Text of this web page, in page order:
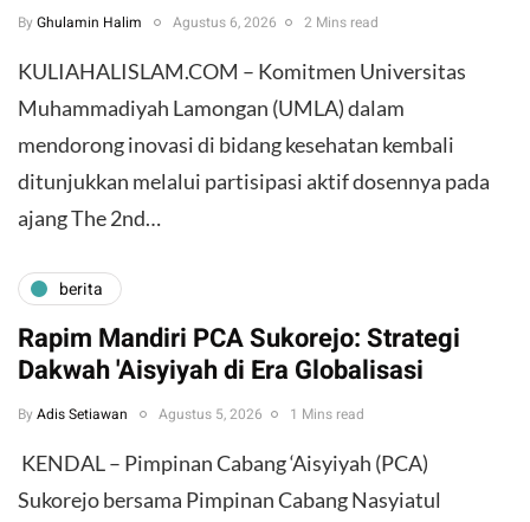
By Ghulamin Halim Agustus 6, 2026 2 Mins read
KULIAHALISLAM.COM – Komitmen Universitas
Muhammadiyah Lamongan (UMLA) dalam
mendorong inovasi di bidang kesehatan kembali
ditunjukkan melalui partisipasi aktif dosennya pada
ajang The 2nd…
berita
Rapim Mandiri PCA Sukorejo: Strategi
Dakwah 'Aisyiyah di Era Globalisasi
By Adis Setiawan Agustus 5, 2026 1 Mins read
​ KENDAL – Pimpinan Cabang ‘Aisyiyah (PCA)
Sukorejo bersama Pimpinan Cabang Nasyiatul